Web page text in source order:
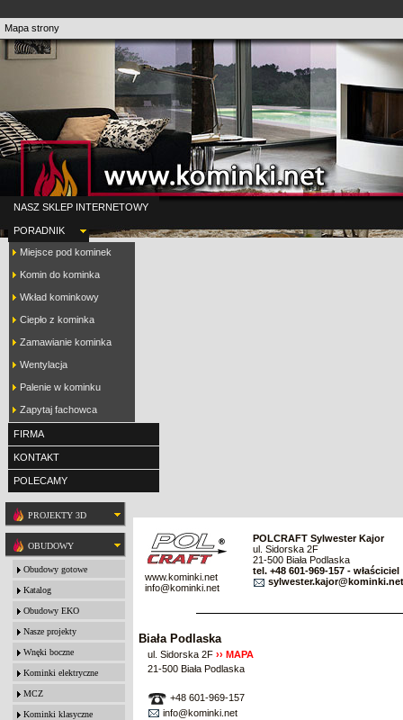
Mapa strony
NASZ SKLEP INTERNETOWY
PORADNIK
Miejsce pod kominek
Komin do kominka
Wkład kominkowy
Ciepło z kominka
Zamawianie kominka
Wentylacja
Palenie w kominku
Zapytaj fachowca
FIRMA
KONTAKT
POLECAMY
PROJEKTY 3D
OBUDOWY
Obudowy gotowe
Katalog
Obudowy EKO
Nasze projekty
Wnęki boczne
Kominki elektryczne
MCZ
Kominki klasyczne
www.kominki.net
info@kominki.net
POLCRAFT Sylwester Kajor
ul. Sidorska 2F
21-500 Biała Podlaska
tel. +48 601-969-157 - właściciel
Biała Podlaska
ul. Sidorska 2F›› MAPA
21-500 Biała Podlaska
+48 601-969-157
info@kominki.net